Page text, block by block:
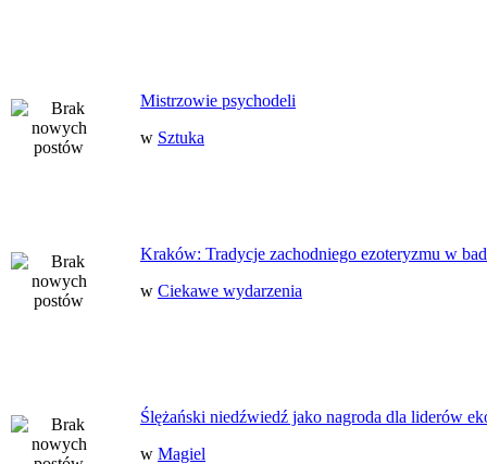
Mistrzowie psychodeli
w Sztuka
Kraków: Tradycje zachodniego ezoteryzmu w
w Ciekawe wydarzenia
Ślężański niedźwiedź jako nagroda dla liderów
w Magiel